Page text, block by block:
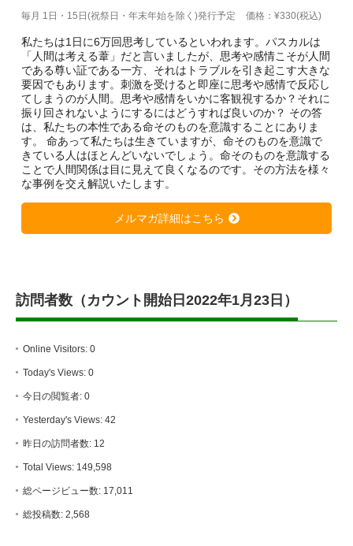
毎月 1日・15日(祝祭日・年末年始を除く)発行予定 価格：¥330(税込)
私たちは1日に6万回思考しているといわれます。パスカルは
「人間は考える葦」だと言いましたが、思考や感情こそが人間
である尊い証である一方、それはトラブルを引き起こす大きな
要因でもあります。刺激を受けると即座に思考や感情で反応し
てしまうのが人間。思考や感情をいかに客観視するか？それに
振り回されないようにするにはどうすれば良いのか？ その答
は、私たちの本性である命そのものを意識することにありま
す。 命あって私たちは生きていますが、命そのものを意識で
きている人はほとんどいないでしょう。命そのものを意識する
ことで人間関係は目に見えて良くなるのです。その方法を様々
な事例を交え解説いたします。
メルマガ詳細はこちら
訪問者数（カウント開始日2022年1月23日）
Online Visitors: 0
Today's Views: 0
今日の閲覧者: 0
Yesterday's Views: 42
昨日の訪問者数: 12
Total Views: 149,598
総ページビュー数: 17,011
総投稿数: 2,568